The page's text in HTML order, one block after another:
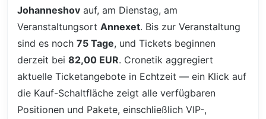
Johanneshov auf, am Dienstag, am
Veranstaltungsort Annexet. Bis zur Veranstaltung
sind es noch 75 Tage, und Tickets beginnen
derzeit bei 82,00 EUR. Cronetik aggregiert
aktuelle Ticketangebote in Echtzeit — ein Klick auf
die Kauf-Schaltfläche zeigt alle verfügbaren
Positionen und Pakete, einschließlich VIP-,